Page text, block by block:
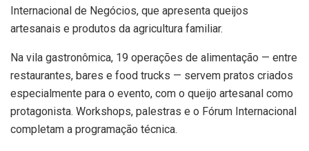
Internacional de Negócios, que apresenta queijos
artesanais e produtos da agricultura familiar.
Na vila gastronômica, 19 operações de alimentação — entre
restaurantes, bares e food trucks — servem pratos criados
especialmente para o evento, com o queijo artesanal como
protagonista. Workshops, palestras e o Fórum Internacional
completam a programação técnica.